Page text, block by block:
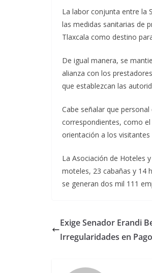
La labor conjunta entre la
las medidas sanitarias de
Tlaxcala como destino
De igual manera, se
alianza con los
que establezcan las
Cabe señalar que
correspondientes, como
orientación a los
La Asociación de Hoteles
moteles, 23 cabañas y 14
se generan dos mil 111
Exige Senador Erandi
Irregularidades en